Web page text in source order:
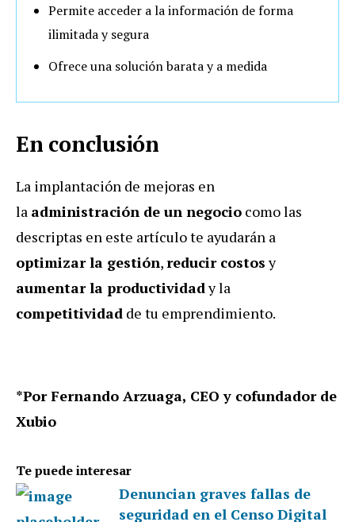
Permite acceder a la información de forma
ilimitada y segura
Ofrece una solución barata y a medida
En conclusión
La implantación de mejoras en
la administración de un negocio como las
descriptas en este artículo te ayudarán a
optimizar la gestión,reducir costosy
aumentar la productividady la
competitividad de tu emprendimiento.
*Por Fernando Arzuaga, CEO y cofundador de
Xubio
Te puede interesar
Denuncian graves fallas de
seguridad en el Censo Digital